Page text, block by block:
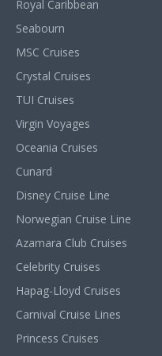
Royal Caribbean
Seabourn
MSC Cruises
Crystal Cruises
TUI Cruises
Virgin Voyages
Oceania Cruises
Cunard
Disney Cruise Line
Norwegian Cruise Line
Azamara Club Cruises
Celebrity Cruises
Hapag-Lloyd Cruises
Carnival Cruise Lines
Princess Cruises